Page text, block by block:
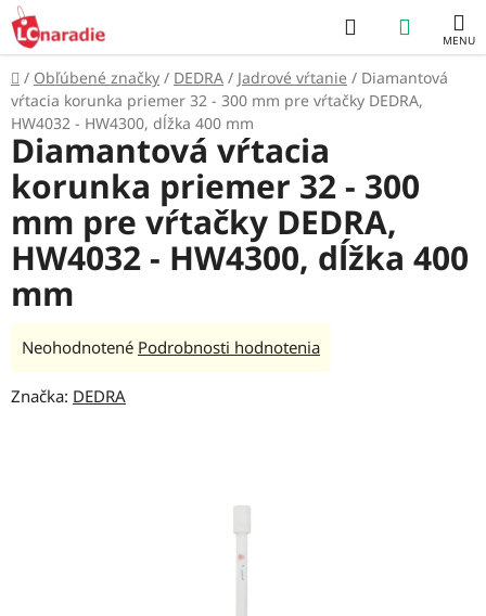
Prejsť
na
obsah
Hľadať
KOŠÍK
Domov
/ Obľúbené značky / DEDRA / Jadrové vŕtanie / Diamantová
vŕtacia korunka priemer 32 - 300 mm pre vŕtačky DEDRA,
HW4032 - HW4300, dĺžka 400 mm
Diamantová vŕtacia
korunka priemer 32 - 300
mm pre vŕtačky DEDRA,
HW4032 - HW4300, dĺžka 400
mm
Priemerné
produktu
Neohodnotené Podrobnosti hodnotenia
Značka: DEDRA